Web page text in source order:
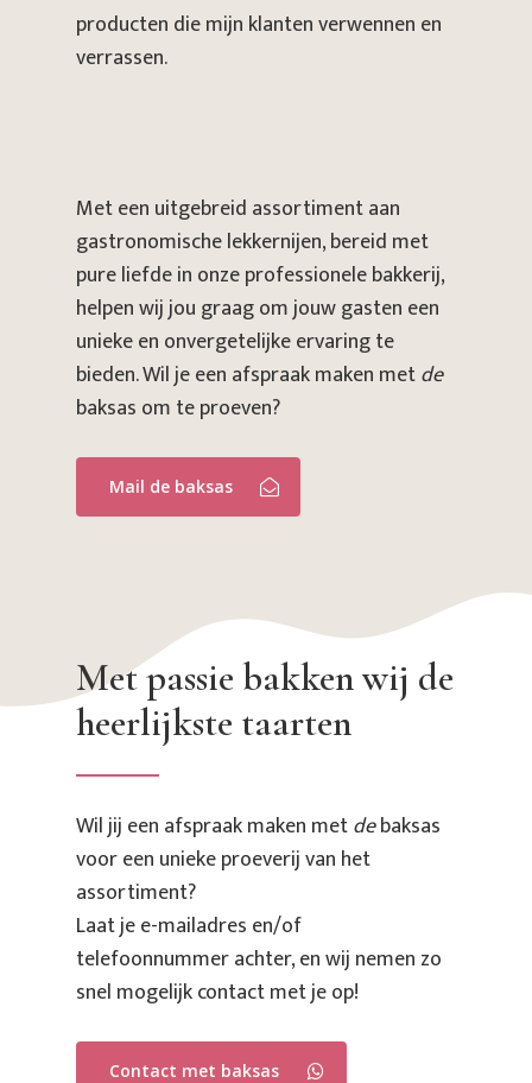
producten die mijn klanten verwennen en
verrassen.
Met een uitgebreid assortiment aan
gastronomische lekkernijen, bereid met
pure liefde in onze professionele bakkerij,
helpen wij jou graag om jouw gasten een
unieke en onvergetelijke ervaring te
bieden. Wil je een afspraak maken metde
baksas om te proeven?
Mail de baksas
Metpassie bakkenwij de
heerlijkste taarten
Wil jij een afspraak maken metdebaksas
voor een unieke proeverij van het
assortiment?
Laat je e-mailadres en/of
telefoonnummer achter, en wij nemen zo
snel mogelijk contact met je op!
Contact met baksas